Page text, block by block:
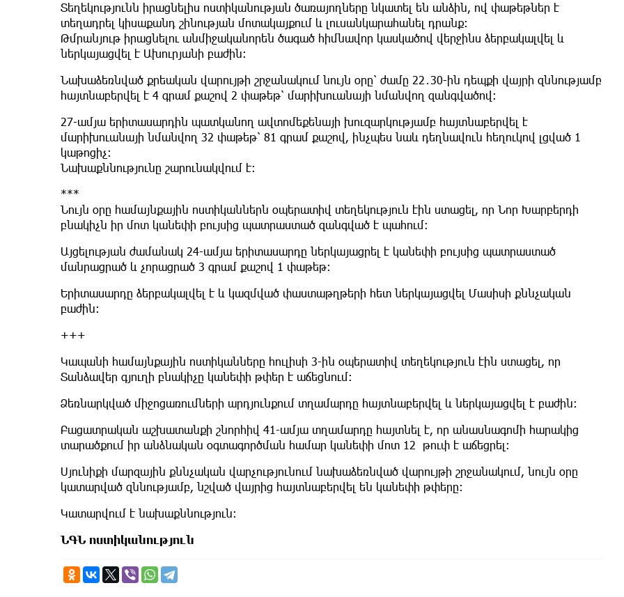
Տեղեկությունն իրացնելիս ոստիկանության ծառայողները նկատել են անձին, ով փաթեթներ է
տեղադրել կիսաքանդ շինության մոտակայքում և լուսանկարահանել դրանք։
Թմրանյութ իրացնելու անմիջականորեն ծագած հիմնավոր կասկածով վերջինս ձերբակալվել և
ներկայացվել է Ախուրյանի բաժին։
Նախաձեռնված քրեական վարույթի շրջանակում նույն օրը՝ ժամը 22․30-ին դեպքի վայրի զննությամբ
հայտնաբերվել է 4 գրամ քաշով 2 փաթեթ՝ մարիխուանայի նմանվող զանգվածով։
27-ամյա երիտասարդին պատկանող ավտոմեքենայի խուզարկությամբ հայտնաբերվել է
մարիխուանայի նմանվող 32 փաթեթ՝ 81 գրամ քաշով, ինչպես նաև դեղնավուն հեղուկով լցված 1
կաթոցիչ։
Նախաքննությունը շարունակվում է:
***
Նույն օրը համայնքային ոստիկաններն օպերատիվ տեղեկություն էին ստացել, որ Նոր Խարբերդի
բնակիչն իր մոտ կանեփի բույսից պատրաստած զանգված է պահում։
Այցելության ժամանակ 24-ամյա երիտասարդը ներկայացրել է կանեփի բույսից պատրաստած
մանրացրած և չորացրած 3 գրամ քաշով 1 փաթեթ։
Երիտասարդը ձերբակալվել է և կազմված փաստաթղթերի հետ ներկայացվել Մասիսի քննչական
բաժին։
+++
Կապանի համայնքային ոստիկանները հուլիսի 3-ին օպերատիվ տեղեկություն էին ստացել, որ
Տանձավեր գյուղի բնակիչը կանեփի թփեր է աճեցնում։
Ձեռնարկված միջոցառումների արդյունքում տղամարդը հայտնաբերվել և ներկայացվել է բաժին։
Բացատրական աշխատանքի շնորհիվ 41-ամյա տղամարդը հայտնել է, որ անասնագոմի հարակից
տարածքում իր անձնական օգտագործման համար կանեփի մոտ 12 թուփ է աճեցրել։
Սյունիքի մարզային քննչական վարչությունում նախաձեռնված վարույթի շրջանակում, նույն օրը
կատարված զննությամբ, նշված վայրից հայտնաբերվել են կանեփի թփերը։
Կատարվում է նախաքննություն։
ՆԳՆ ոստիկանություն